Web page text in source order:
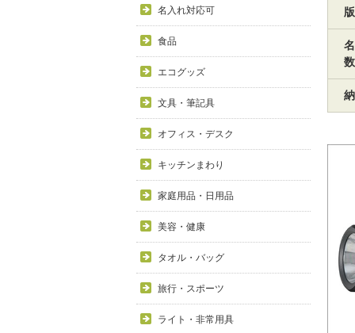
名入れ対応可
食品
エコグッズ
文具・筆記具
オフィス・デスク
キッチンまわり
家庭用品・日用品
美容・健康
タオル・バッグ
旅行・スポーツ
ライト・非常用具
数